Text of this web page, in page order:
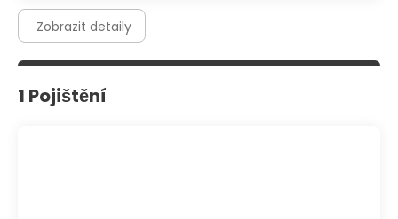
Zobrazit detaily
1 Pojištění